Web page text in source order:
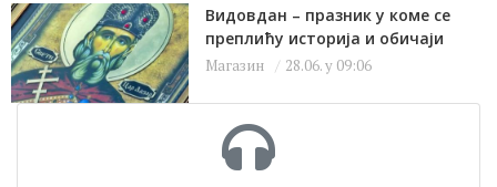
Видовдан – празник у коме се
преплићу историја и обичаји
Магазин 28.06. у 09:06